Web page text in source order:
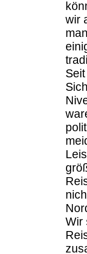
wir
Wir